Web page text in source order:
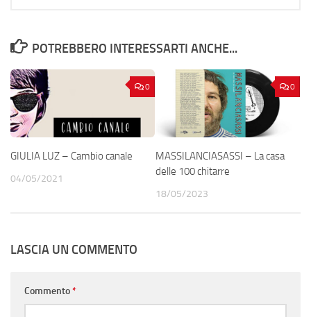
POTREBBERO INTERESSARTI ANCHE...
0
GIULIA LUZ – Cambio canale
04/05/2021
0
MASSILANCIASASSI – La casa
delle 100 chitarre
18/05/2023
LASCIA UN COMMENTO
Commento*